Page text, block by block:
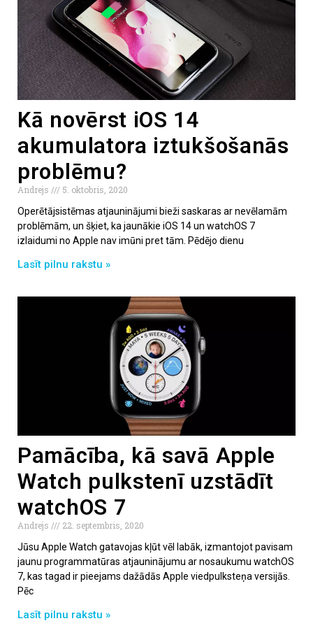
Kā novērst iOS 14
akumulatora iztukšošanās
problēmu?
Andrejs
5. oktobris, 2020
Operētājsistēmas atjauninājumi bieži saskaras ar nevēlamām
problēmām, un šķiet, ka jaunākie iOS 14 un watchOS 7
izlaidumi no Apple nav imūni pret tām. Pēdējo dienu
Lasīt pilnu rakstu »
Pamācība, kā savā Apple
Watch pulkstenī uzstādīt
watchOS 7
Andrejs
22. septembris, 2020
Jūsu Apple Watch gatavojas kļūt vēl labāk, izmantojot pavisam
jaunu programmatūras atjauninājumu ar nosaukumu watchOS
7, kas tagad ir pieejams dažādās Apple viedpulksteņa versijās.
Pēc
Lasīt pilnu rakstu »